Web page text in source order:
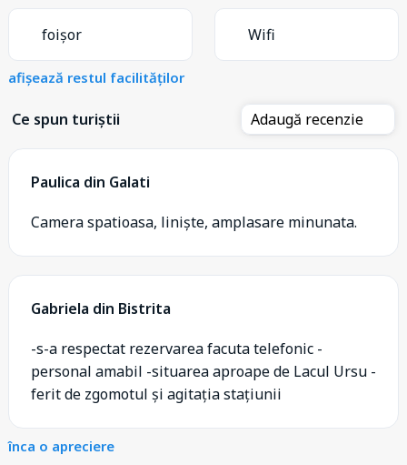
foișor Wifi
afișează restul facilităților
Ce spun turiștii Adaugă recenzie
Paulica din Galati
Camera spatioasa, liniște, amplasare minunata.
Gabriela din Bistrita
-s-a respectat rezervarea facuta telefonic -
personal amabil -situarea aproape de Lacul Ursu -
ferit de zgomotul și agitația stațiunii
înca o apreciere